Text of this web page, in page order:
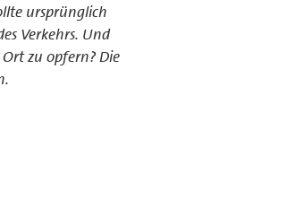
ursprünglich
Verkehrs. Und
zu opfern? Die